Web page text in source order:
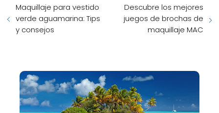
Maquillaje para vestido
verde aguamarina: Tips
y consejos
Descubre los mejores
juegos de brochas de
maquillaje MAC